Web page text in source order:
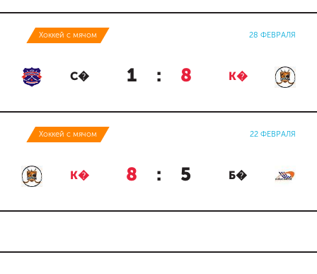
Хоккей с мячом 28 ФЕВРАЛЯ
С� 1 : 8 К�
Хоккей с мячом 22 ФЕВРАЛЯ
К� 8 : 5 Б�